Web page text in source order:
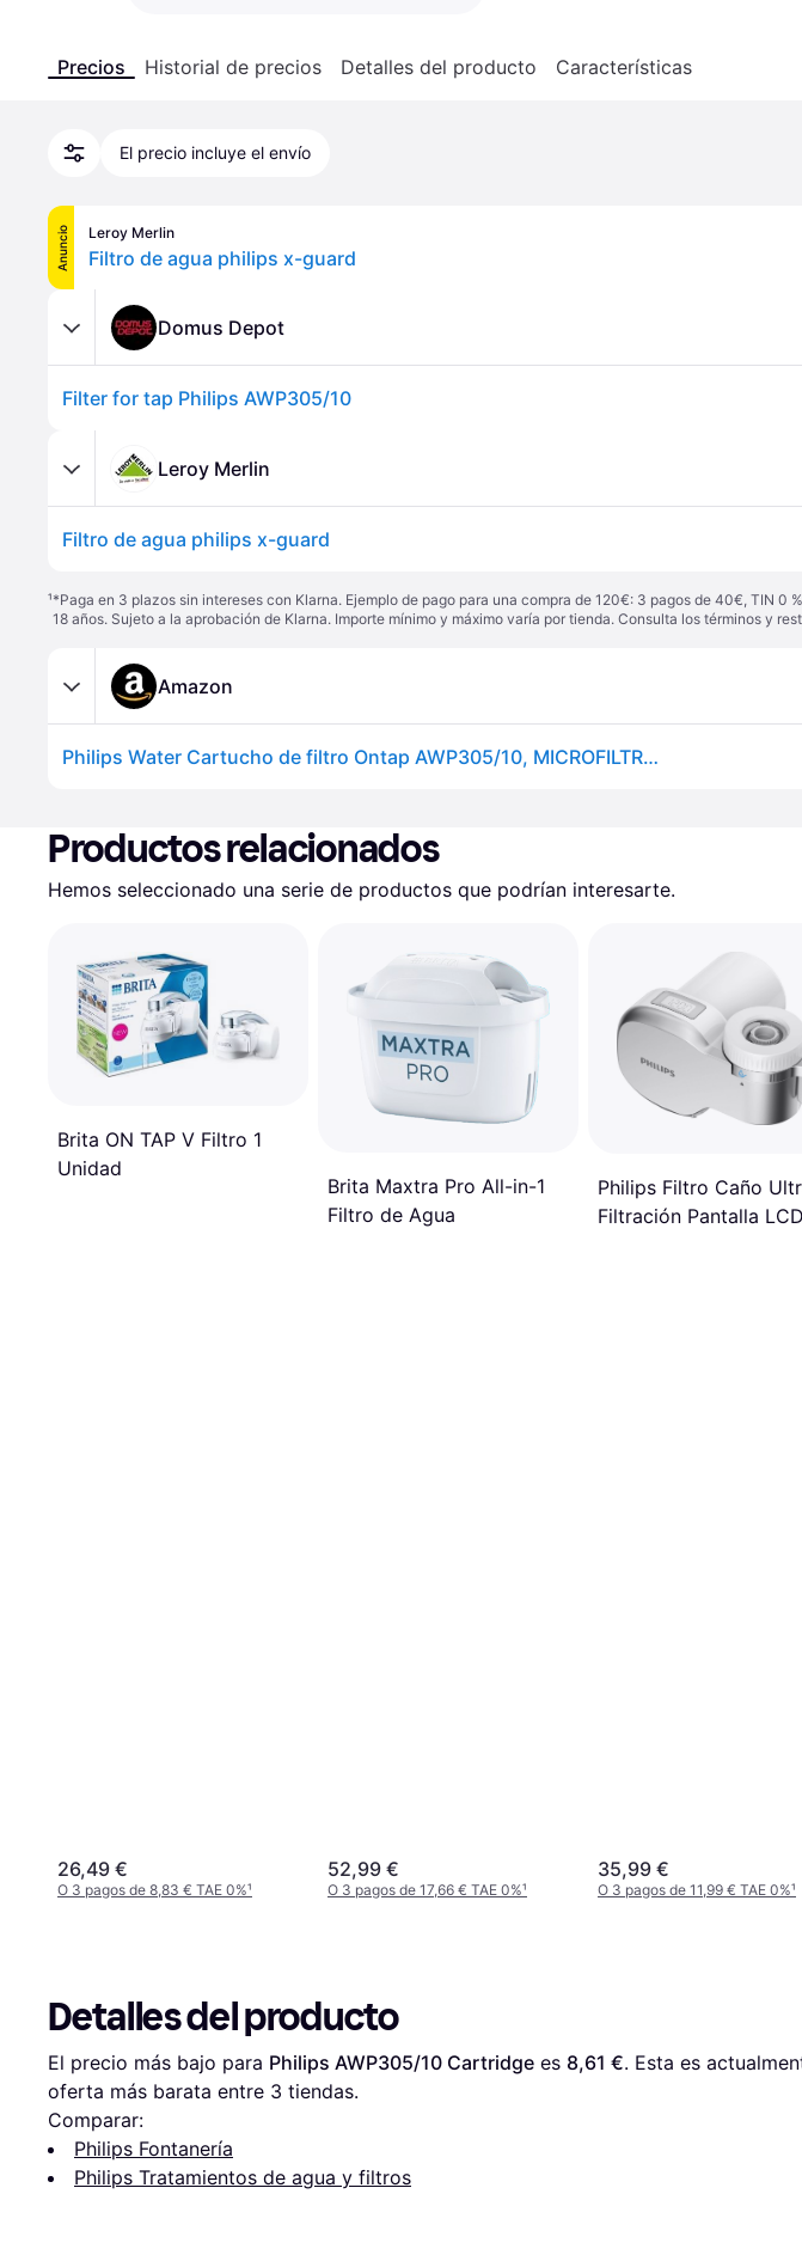
Precios Historial de precios Detalles del producto Características
El precio incluye el envío
Anuncio Leroy Merlin
Filtro de agua philips x-guard
Domus Depot
Filter for tap Philips AWP305/10
Leroy Merlin
Filtro de agua philips x-guard
¹*Paga en 3 plazos sin intereses con Klarna. Ejemplo de pago para una compra de 120€: 3 pagos de 40€, TIN
18 años. Sujeto a la aprobación de Klarna. Importe mínimo y máximo varía por tienda. Consulta los términos y
Amazon
Philips Water Cartucho de filtro Ontap AWP305/10, MICROFILTRACIÓN, Paquete de 1, capacidad de filtración de 1000 L, filtra SEDIMENTOS, CLORO y otras sustancias que alteran el sabor
Productos relacionados
Hemos seleccionado una serie de productos que podrían interesarte.
Brita ON TAP V Filtro 1
Unidad
26,49 €
O 3 pagos de 8,83 € TAE 0%¹
Brita Maxtra Pro All-in-1
Filtro de Agua
52,99 €
O 3 pagos de 17,66 € TAE 0%¹
Philips Filtro Caño
Filtración Pantalla LCD
35,99 €
O 3 pagos de 11,99 € TAE 0%¹
Detalles del producto
El precio más bajo para Philips AWP305/10 Cartridge es 8,61 €. Esta es
oferta más barata entre 3 tiendas.
Comparar:
Philips Fontanería
Philips Tratamientos de agua y filtros